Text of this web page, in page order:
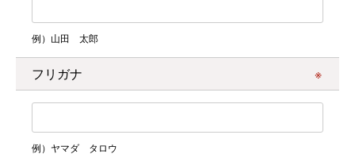
例）山田 太郎
フリガナ
例）ヤマダ タロウ